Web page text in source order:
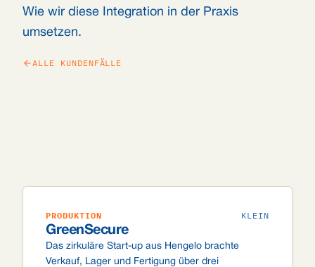
Wie wir diese Integration in der Praxis
umsetzen.
ALLE KUNDENFÄLLE
PRODUKTION KLEIN
GreenSecure
Das zirkuläre Start-up aus Hengelo brachte
Verkauf, Lager und Fertigung über drei